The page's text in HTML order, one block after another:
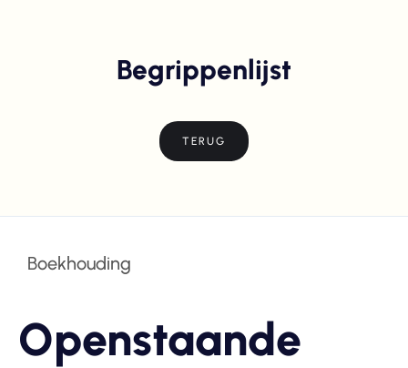
Begrippenlijst
TERUG
Boekhouding
Openstaande